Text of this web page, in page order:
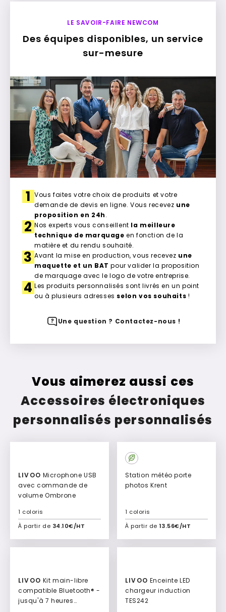
LE SAVOIR-FAIRE NEWCOM
Des équipes disponibles, un service
sur-mesure
1 Vous faites votre choix de produits et votre
demande de devis en ligne. Vous recevez une
proposition en 24h.
2 Nos experts vous conseillent la meilleure
technique de marquage en fonction de la
matière et du rendu souhaité.
3Avant la mise en production, vous recevez une
maquette et un BAT pour valider la proposition
de marquage avec le logo de votre entreprise.
4Les produits personnalisés sont livrés en un point
ou à plusieurs adresses selon vos souhaits !
Une question ? Contactez-nous !
Vous aimerez aussi ces
Accessoires électroniques
personnalisés personnalisés
LIVOO
avec commande de
volume Ombrone
À partir de 34.10€/HT
1 coloris
Ajouter à mon devis
Station météo porte
photos Krent
À partir de 13.56€/HT
1 coloris
Ajouter à mon devis
LIVOO
compatible Bluetooth® -
jusqu'à 7 heures
LIVOO
chargeur induction
TES242